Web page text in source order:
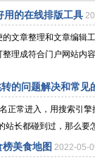
用的在线排版工具
文章整理和文章编辑
理成符合门户网站内
的问题解决和常见
正常进入，用搜索引
站长都碰到过，那么要
美食地图 2022-05-